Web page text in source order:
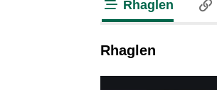
Rhaglen
Rhaglen